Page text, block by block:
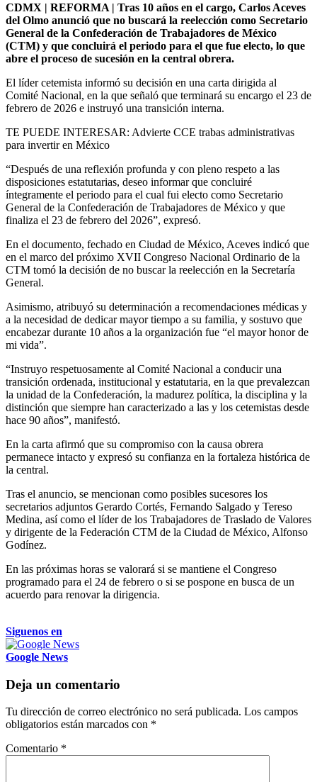
CDMX | REFORMA | Tras 10 años en el cargo, Carlos Aceves
del Olmo anunció que no buscará la reelección como Secretario
General de la Confederación de Trabajadores de México
(CTM) y que concluirá el periodo para el que fue electo, lo que
abre el proceso de sucesión en la central obrera.
El líder cetemista informó su decisión en una carta dirigida al
Comité Nacional, en la que señaló que terminará su encargo el 23 de
febrero de 2026 e instruyó una transición interna.
TE PUEDE INTERESAR: Advierte CCE trabas administrativas
para invertir en México
“Después de una reflexión profunda y con pleno respeto a las
disposiciones estatutarias, deseo informar que concluiré
íntegramente el periodo para el cual fui electo como Secretario
General de la Confederación de Trabajadores de México y que
finaliza el 23 de febrero del 2026”, expresó.
En el documento, fechado en Ciudad de México, Aceves indicó que
en el marco del próximo XVII Congreso Nacional Ordinario de la
CTM tomó la decisión de no buscar la reelección en la Secretaría
General.
Asimismo, atribuyó su determinación a recomendaciones médicas y
a la necesidad de dedicar mayor tiempo a su familia, y sostuvo que
encabezar durante 10 años a la organización fue “el mayor honor de
mi vida”.
“Instruyo respetuosamente al Comité Nacional a conducir una
transición ordenada, institucional y estatutaria, en la que prevalezcan
la unidad de la Confederación, la madurez política, la disciplina y la
distinción que siempre han caracterizado a las y los cetemistas desde
hace 90 años”, manifestó.
En la carta afirmó que su compromiso con la causa obrera
permanece intacto y expresó su confianza en la fortaleza histórica de
la central.
Tras el anuncio, se mencionan como posibles sucesores los
secretarios adjuntos Gerardo Cortés, Fernando Salgado y Tereso
Medina, así como el líder de los Trabajadores de Traslado de Valores
y dirigente de la Federación CTM de la Ciudad de México, Alfonso
Godínez.
En las próximas horas se valorará si se mantiene el Congreso
programado para el 24 de febrero o si se pospone en busca de un
acuerdo para renovar la dirigencia.
Siguenos en
Google News
Deja un comentario
Tu dirección de correo electrónico no será publicada. Los campos
obligatorios están marcados con *
Comentario *